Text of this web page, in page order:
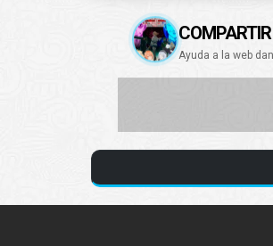
COMPARTIR
Ayuda a la web